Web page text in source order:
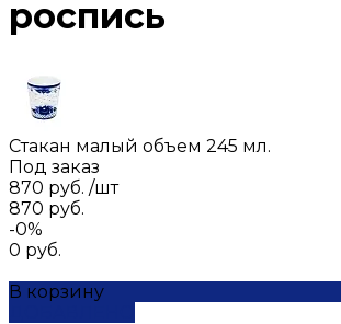
роспись
Стакан малый объем 245 мл.
Под заказ
870 руб. /шт
870 руб.
-0%
0 руб.
В корзину